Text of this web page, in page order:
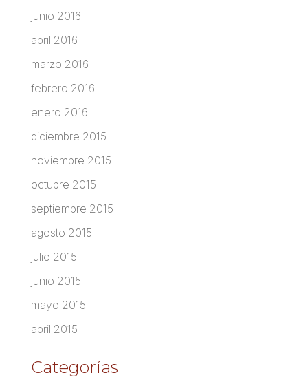
junio 2016
abril 2016
marzo 2016
febrero 2016
enero 2016
diciembre 2015
noviembre 2015
octubre 2015
septiembre 2015
agosto 2015
julio 2015
junio 2015
mayo 2015
abril 2015
Categorías